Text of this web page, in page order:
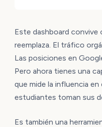
Este dashboard convive
reemplaza. El tráfico
Las posiciones en
Pero ahora tienes una
que mide la influencia en
estudiantes toman sus
Es también una